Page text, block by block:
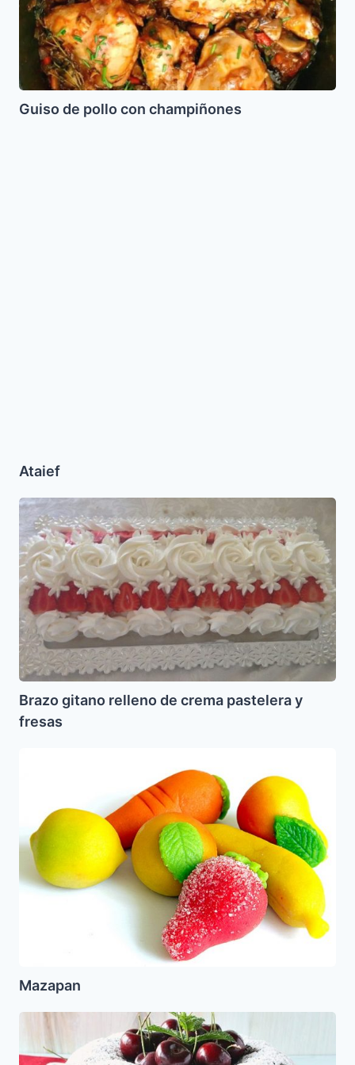
Guiso de pollo con champiñones
Ataief
Brazo
gitano
relleno
de
crema
pastelera
y
fresas
Brazo gitano relleno de crema pastelera y
fresas
Mazapan
Pastel
Cerezas